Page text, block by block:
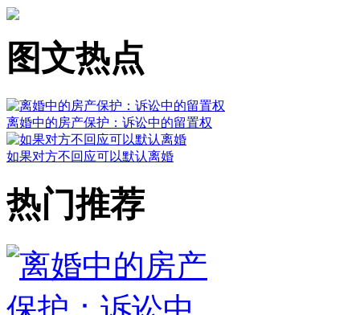
图文热点
离婚中的房产保护：诉讼中的留置权
如果对方不回应可以默认离婚
热门推荐